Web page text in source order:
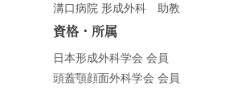
溝口病院 形成外科 助教
資格・所属
日本形成外科学会 会員
頭蓋顎顔面外科学会 会員